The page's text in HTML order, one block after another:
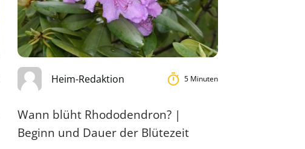
Heim-Redaktion 5 Minuten
Wann blüht Rhododendron? |
Beginn und Dauer der Blütezeit